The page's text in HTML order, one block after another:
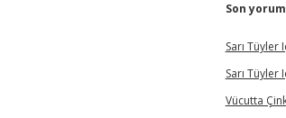
Son
Sarı Tüyler
Sarı Tüyler
Vücutta